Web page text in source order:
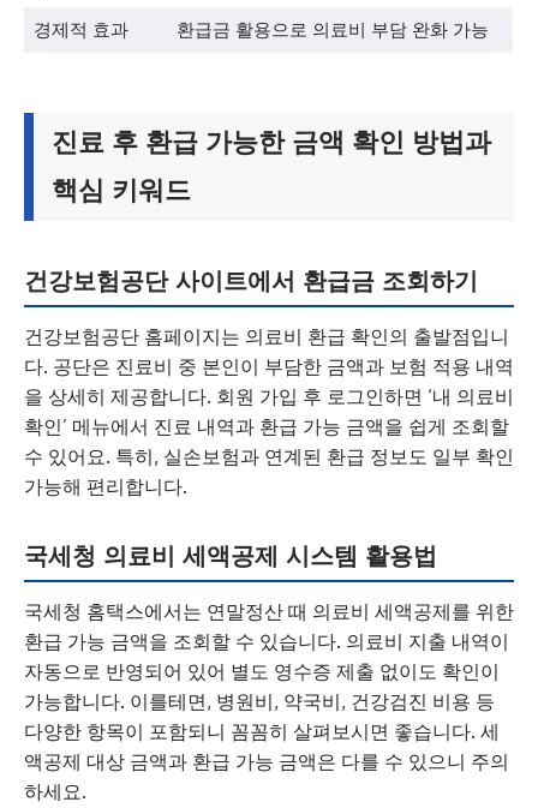
경제적 효과 환급금 활용으로 의료비 부담 완화 가능
진료 후 환급 가능한 금액 확인 방법과
핵심 키워드
건강보험공단 사이트에서 환급금 조회하기
건강보험공단 홈페이지는 의료비 환급 확인의 출발점입니
다. 공단은 진료비 중 본인이 부담한 금액과 보험 적용 내역
을 상세히 제공합니다. 회원 가입 후 로그인하면 ‘내 의료비
확인’ 메뉴에서 진료 내역과 환급 가능 금액을 쉽게 조회할
수 있어요. 특히, 실손보험과 연계된 환급 정보도 일부 확인
가능해 편리합니다.
국세청 의료비 세액공제 시스템 활용법
국세청 홈택스에서는 연말정산 때 의료비 세액공제를 위한
환급 가능 금액을 조회할 수 있습니다. 의료비 지출 내역이
자동으로 반영되어 있어 별도 영수증 제출 없이도 확인이
가능합니다. 이를테면, 병원비, 약국비, 건강검진 비용 등
다양한 항목이 포함되니 꼼꼼히 살펴보시면 좋습니다. 세
액공제 대상 금액과 환급 가능 금액은 다를 수 있으니 주의
하세요.